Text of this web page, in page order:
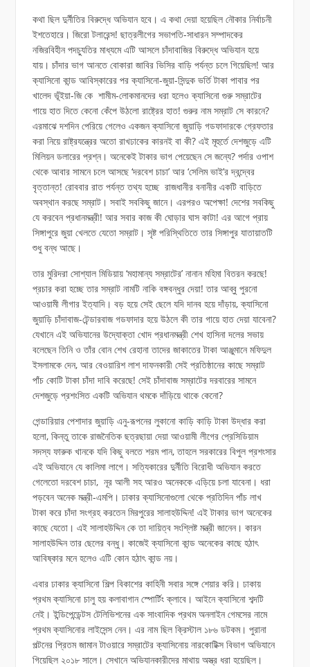
কথা ছিল দুর্নীতির বিরুদ্ধে অভিযান হবে। এ কথা দেয়া হয়েছিল নৌকার নির্বাচনী
ইশতেহারে। জিরো টলারেন্স! ছাত্রলীগের সভাপতি-সাধারন সম্পাদকের
নজিরবিহীন পদচ্যুতির মাধ্যমে এটি আসলে চাঁদাবাজির বিরুদ্ধে অভিযান হয়ে
যায়। চাঁদার ভাগ আনতে বোকারা জাবির ভিসির বাড়ি পর্যন্ত চলে গিয়েছিল! আর
ক্যাসিনো কান্ড আবিস্কারের পর ক্যাসিনো-জুয়া-সিন্দুক ভর্তি টাকা পাবার পর
খালেদ ভূঁইয়া-জি কে শামীম-লোকমানদের ধরা হলেও ক্যাসিনো গুরু সম্রাটের
গায়ে হাত দিতে কেনো কেঁপে উঠলো রাষ্ট্রের হাত! গুরুর নাম সম্রাট সে কারনে?
এরমাঝে দশদিন পেরিয়ে গেলেও একজন ক্যাসিনো জুয়াড়ি গডফাদারকে গ্রেফতার
করা নিয়ে রাষ্ট্রযন্ত্রের অতো রাখঢাকের কারনই বা কী? এই মূহুর্তে দেশজুড়ে এটি
মিলিয়ন ডলারের প্রশ্ন। অনেকেই টাকার ভাগ পেয়েছেন সে জন্যে? পর্দার ওপাশ
থেকে আবার সামনে চলে আসছে ‘দরবেশ চাচা’ আর ‘সেলিম ভাই’র দ্বন্দ্বের
বৃত্তান্ত! রোববার রাত পর্যন্ত তথ্য হচ্ছে রাজধানীর বনানীর একটি বাড়িতে
অবস্থান করছে সম্রাট। সবাই সবকিছু জানে। এরপরও অপেক্ষা! দেশের সবকিছু
যে করবেন প্রধানমন্ত্রী! আর সবার কাজ কী ঘোড়ার ঘাস কাটা! এর আগে প্রায়
সিঙ্গাপুরে জুয়া খেলতে যেতো সম্রাট। সৃষ্ট পরিস্থিতিতে তার সিঙ্গাপুর যাতায়াতটি
শুধু বন্ধ আছে।
তার মুরিদরা সোশ্যাল মিডিয়ায় ‘মহামান্য সম্রাটের’ নানান মহিমা বিতরন করছে!
প্রচার করা হচ্ছে তার সম্রাট নামটি নাকি বঙ্গবন্ধুর দেয়া! তার আব্বু পুরনো
আওয়ামী লীগার ইত্যাদি। বড় হয়ে সেই ছেলে যদি দানব হয়ে দাঁড়ায়, ক্যাসিনো
জুয়াড়ি চাঁদাবাজ-টেন্ডারবাজ গডফাদার হয়ে উঠলে কী তার গায়ে হাত দেয়া যাবেনা?
যেখানে এই অভিযানের উদ্যোক্তা খোদ প্রধানমন্ত্রী শেখ হাসিনা দলের সভায়
বলেছেন তিনি ও তাঁর বোন শেখ রেহানা তাদের জাকাতের টাকা আঞ্জুমানে মফিদুল
ইসলামকে দেন, আর বেওয়ারিশ লাশ দাফনকারী সেই প্রতিষ্ঠানের কাছে সম্রাট
পাঁচ কোটি টাকা চাঁদা দাবি করেছে! সেই চাঁদাবাজ সম্রাটের দরবারের সামনে
দেশজুড়ে প্রশংসিত একটি অভিযান থমকে দাঁড়িয়ে থাকে কেনো?
গেন্ডারিয়ার পেশাদার জুয়াড়ি এনু-রূপনের লুকানো কাড়ি কাড়ি টাকা উদ্ধার করা
হলো, কিন্তু তাকে রাজনৈতিক ছত্রছায়া দেয়া আওয়ামী লীগের প্রেসিডিয়াম
সদস্য ফারুক খানকে যদি কিছু বলতে শরম পান, তাহলে সরকারের বিপুল প্রশংসার
এই অভিযানে যে কালিমা লাগে। সত্যিকারের দুর্নীতি বিরোধী অভিযান করতে
গেলেতো দরবেশ চাচা, নূর আলী সহ আরও অনেককে এড়িয়ে চলা যাবেনা। ধরা
পড়বেন অনেক মন্ত্রী-এমপি। ঢাকার ক্যাসিনোগুলো থেকে প্রতিদিন পাঁচ লাখ
টাকা করে চাঁদা সংগ্রহ করতেন মিরপুরের সালাহউদ্দিন! এই টাকার ভাগ অনেকের
কাছে যেতো। এই সালাহউদ্দিন কে তা দায়িত্ব সংশ্লিষ্ট মন্ত্রী জানেন। কারন
সালাহউদ্দিন তার ছেলের বন্ধু। কাজেই ক্যাসিনো কান্ড অনেকের কাছে হঠাৎ
আবিষ্কার মনে হলেও এটি কোন হঠাৎ কান্ড নয়।
এবার ঢাকার ক্যাসিনো শিল্প বিকাশের কাহিনী সবার সঙ্গে শেয়ার করি। ঢাকায়
প্রথম ক্যাসিনো চালু হয় কলাবাগান স্পোর্টিং ক্লাবে। আইনে ক্যাসিনো শব্দটি
নেই। ইন্ডিপেন্ডেন্টস টেলিভিশনের এক সাংবাদিক প্রথম অনলাইন গেমসের নামে
প্রথম ক্যাসিনোর লাইসেন্স নেন। এর নাম ছিল ক্রিস্টাল ১৮৬ ডটকম। পুরানা
পল্টনের প্রিতম জামান টাওয়ারে সম্রাটের ক্যাসিনোয় নারকোটিক্স বিভাগ অভিযানে
গিয়েছিল ২০১৮ সালে। সেখানে অভিযানকারীদের মাথায় অস্ত্র ধরা হয়েছিল।